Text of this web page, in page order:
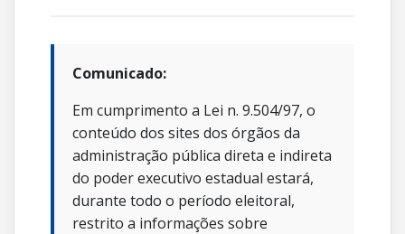
Comunicado:
Em cumprimento a Lei n. 9.504/97, o
conteúdo dos sites dos órgãos da
administração pública direta e indireta
do poder executivo estadual estará,
durante todo o período eleitoral,
restrito a informações sobre